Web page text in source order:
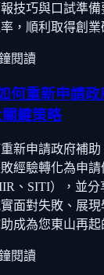
技巧與口試準
，順利取得創業
閱讀
何重新申請
鍵策略
新申請政府補
經驗轉化為申
、SITI），並
面對失敗、展
成為您東山再起
閱讀